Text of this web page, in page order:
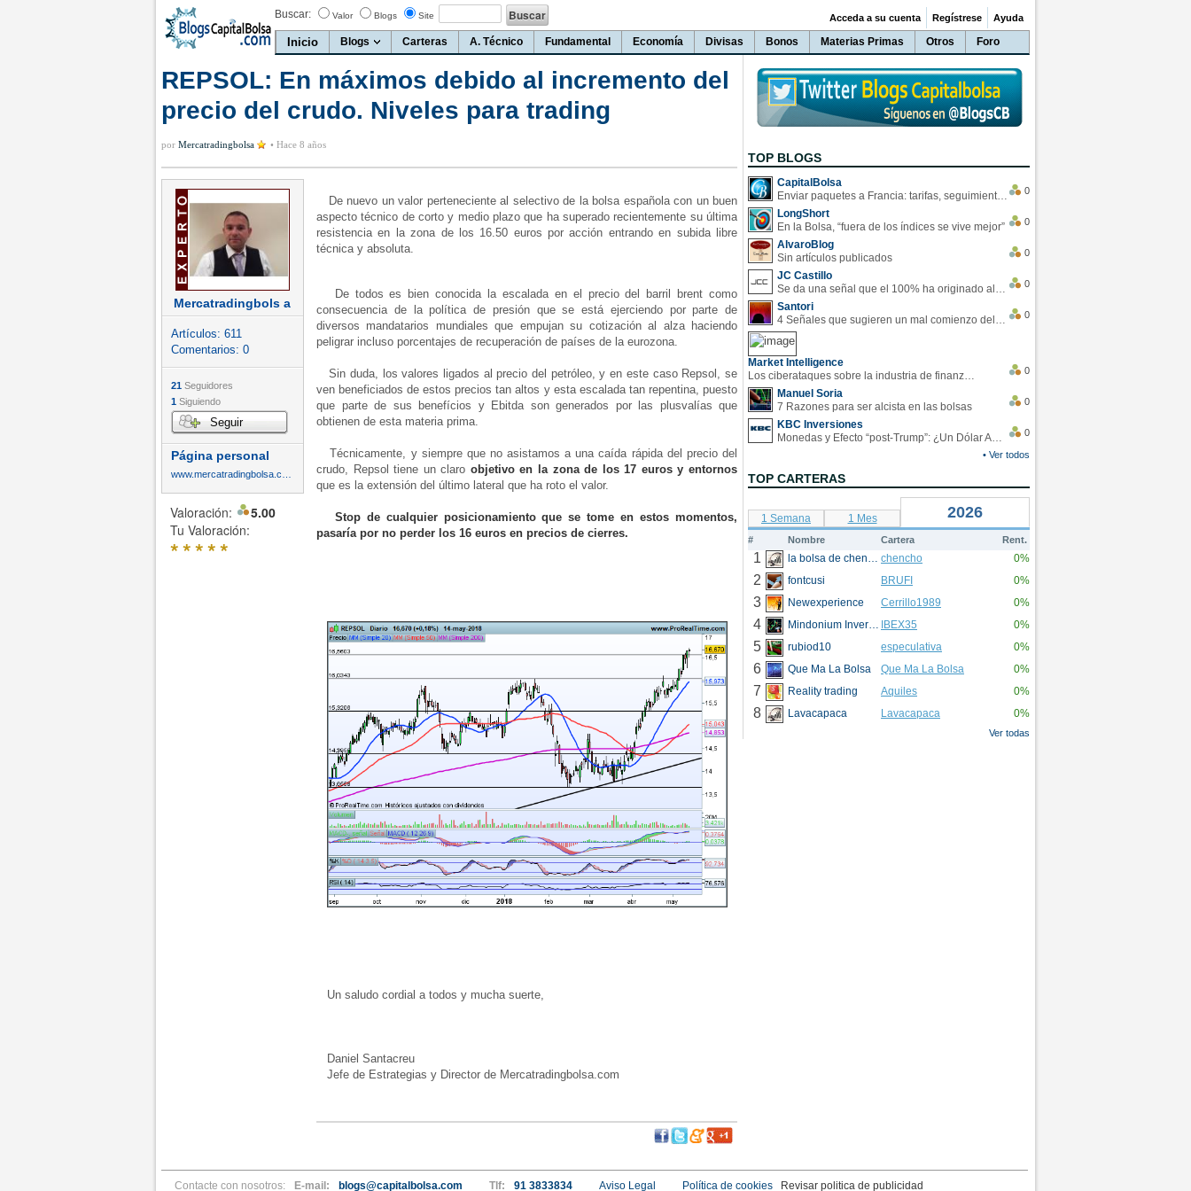
Buscar: Valor Blogs Site
Inicio Blogs Carteras A. Técnico Fundamental Economía Divisas Bonos Materias Primas Otros Foro
Acceda a su cuenta Regístrese Ayuda
REPSOL: En máximos debido al incremento del
precio del crudo. Niveles para trading
por Mercatradingbolsa • Hace 8 años
Mercatradingbols a
Artículos: 611
Comentarios: 0
21 Seguidores
1 Siguiendo
Seguir
Página personal
Valoración:
5.00
Tu Valoración:
*****
De nuevo un valor perteneciente al selectivo de la bolsa española con un buen
aspecto técnico de corto y medio plazo que ha superado recientemente su última
resistencia en la zona de los 16.50 euros por acción entrando en subida libre
técnica y absoluta.
De todos es bien conocida la escalada en el precio del barril brent como
consecuencia de la política de presión que se está ejerciendo por parte de
diversos mandatarios mundiales que empujan su cotización al alza haciendo
peligrar incluso porcentajes de recuperación de países de la eurozona.
Sin duda, los valores ligados al precio del petróleo, y en este caso Repsol, se
ven beneficiados de estos precios tan altos y esta escalada tan repentina, puesto
que parte de sus benefícios y Ebitda son generados por las plusvalías que
obtienen de esta materia prima.
Técnicamente, y siempre que no asistamos a una caída rápida del precio del
crudo, Repsol tiene un claro objetivo en la zona de los 17 euros y entornos
que es la extensión del último lateral que ha roto el valor.
Stop de cualquier posicionamiento que se tome en estos momentos,
pasaría por no perder los 16 euros en precios de cierres.
Un saludo cordial a todos y mucha suerte,
Daniel Santacreu
Jefe de Estrategias y Director de Mercatradingbolsa.com
TOP BLOGS
CapitalBolsa
Enviar paquetes a Francia: tarifas, seguimiento y ventajas destacadas
0
LongShort
En la Bolsa, “fuera de los índices se vive mejor”
0
AlvaroBlog
Sin artículos publicados
0
JC Castillo
Se da una señal que el 100% ha originado alzas en las bolsas
0
Santori
4 Señales que sugieren un mal comienzo del 3T de la economía EEUU
0
Market Intelligence
Los ciberataques sobre la industria de finanzas se han duplicado este año
0
Manuel Soria
7 Razones para ser alcista en las bolsas
0
KBC Inversiones
Monedas y Efecto “post-Trump”: ¿Un Dólar Americano operando en rangos?
0
• Ver todos
TOP CARTERAS
1 Semana 1 Mes 2026
# Nombre Cartera Rent.
1 la bolsa de chencho chencho 0%
2 fontcusi BRUFI 0%
3 Newexperience Cerrillo1989 0%
4 Mindonium Inversions IBEX35 0%
5 rubiod10 especulativa 0%
6 Que Ma La Bolsa Que Ma La Bolsa 0%
7 Reality trading Aquiles 0%
8 Lavacapaca Lavacapaca 0%
Ver todas
Contacte con nosotros: E-mail: blogs@capitalbolsa.com Tlf: 91 3833834 Aviso Legal Revisar politica de publicidad
Política de cookies